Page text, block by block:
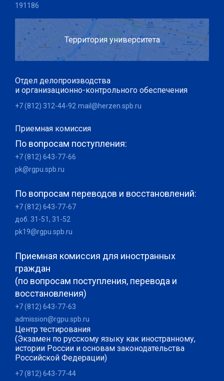
191186
Территория университета
Отдел делопроизводства
и организационно-контрольного обеспечения
+7 (812) 312-44-92 mail@herzen.spb.ru
Приемная комиссия
По вопросам поступления:
+7 (812) 643-77-66
pk@rgpu.spb.ru
По вопросам переводов и восстановлений:
+7 (812) 643-77-67
доб. 31-51, 31-52
pk19@rgpu.spb.ru
Приемная комиссия для иностранных
граждан
(по вопросам поступления, перевода и
восстановления)
+7 (812) 643-77-63
admission@rgpu.spb.ru
Центр тестирования
(Экзамен по русскому языку как иностранному,
истории России и основам законодательства
Российской Федерации)
+7 (812) 643-77-44